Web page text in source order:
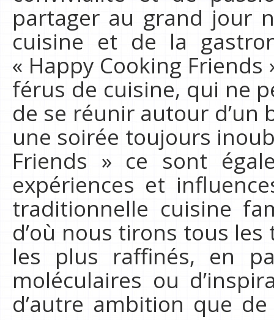
partager au grand jour
cuisine et de la
« Happy Cooking
férus de cuisine, qui ne
de se réunir autour d’un
une soirée toujours
Friends » ce sont
expériences et
traditionnelle cuisine
d’où nous tirons tous
les plus raffinés, en
moléculaires ou
d’autre ambition que